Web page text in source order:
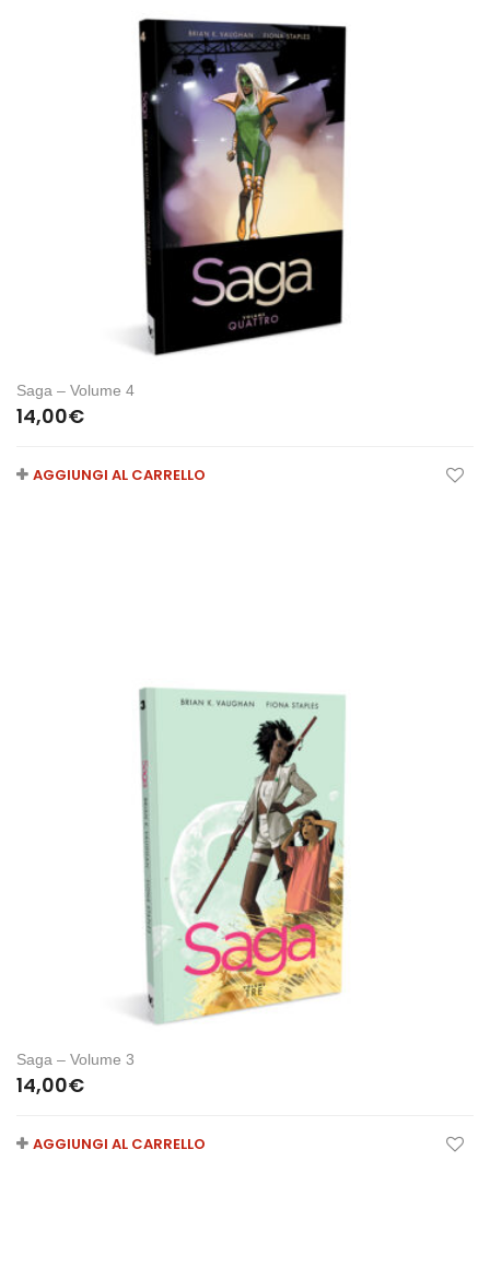
Saga – Volume 4
14,00€
AGGIUNGI AL CARRELLO
Saga – Volume 3
14,00€
AGGIUNGI AL CARRELLO